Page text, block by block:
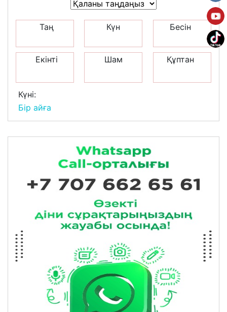
Таң Күн Бесін
Екінті Шам Құптан
Күні:
Бір айға